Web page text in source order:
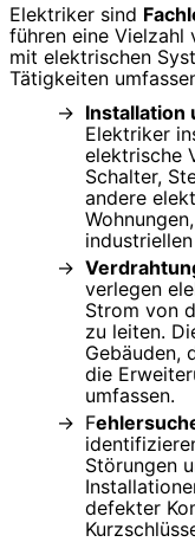
Elektriker sind
führen eine Vielzahl
mit elektrischen
Tätigkeiten
Installation
Elektriker
elektrische
Schalter,
andere
verlegen
Strom von
zu leiten.
Gebäuden,
die
umfassen.
F
Störungen
defekter